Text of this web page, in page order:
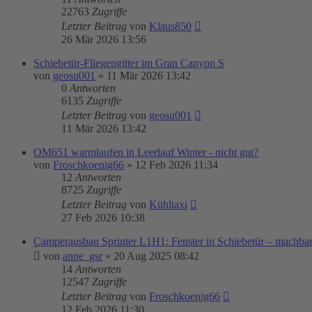
22763 Zugriffe
Letzter Beitrag von Klaus850
26 Mär 2026 13:56
Schiebetür-Fliegengitter im Gran Canyon S
von geosu001 » 11 Mär 2026 13:42
0 Antworten
6135 Zugriffe
Letzter Beitrag von geosu001
11 Mär 2026 13:42
OM651 warmlaufen in Leerlauf Winter - nicht gut?
von Froschkoenig66 » 12 Feb 2026 11:34
12 Antworten
8725 Zugriffe
Letzter Beitrag von Kühltaxi
27 Feb 2026 10:38
Camperausbau Sprinter L1H1: Fenster in Schiebetür –
von anne_gsr » 20 Aug 2025 08:42
14 Antworten
12547 Zugriffe
Letzter Beitrag von Froschkoenig66
12 Feb 2026 11:30